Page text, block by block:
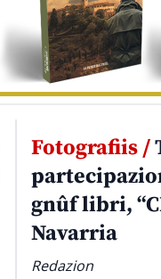
Fotografiis /
gnûf libri,
Navarria
Redazion